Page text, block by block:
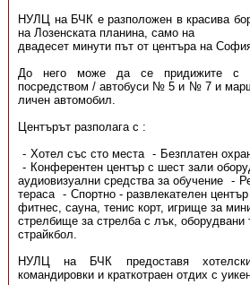
НУЛЦ на БЧК е разположен в красива
на Лозенската планина, само на
двадесет минути път от центъра на
До него може да се придижите с
посредством / автобуси № 5 и № 7 и
личен автомобил.
Центърът разполага с :
Хотел със сто места
Безплатен
Конферентен център с шест зали
аудиовизуални средства за обучение
тераса
Спортно - развлекателен
фитнес, сауна, тенис корт, игрище за
стрелбище за стрелба с лък, оборудвани
страйкбол.
НУЛЦ на БЧК предоставя
командировки и краткотраен отдих с